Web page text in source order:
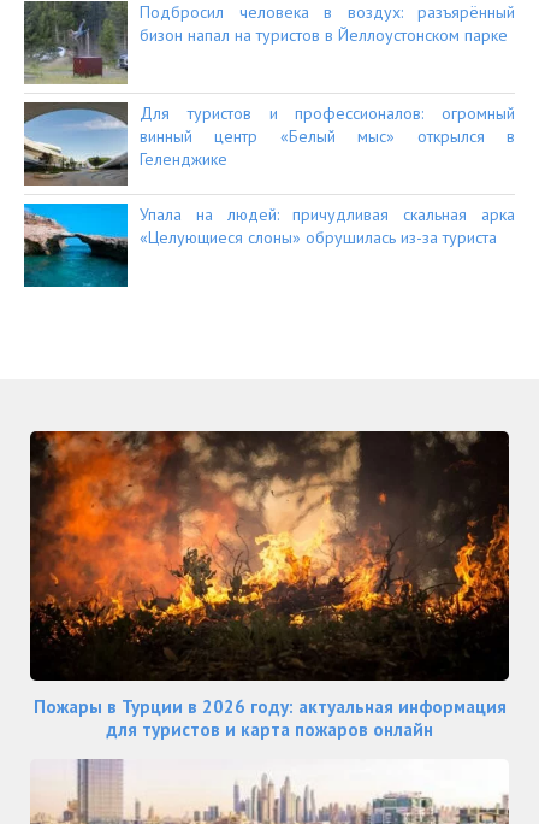
Подбросил человека в воздух: разъярённый
бизон напал на туристов в Йеллоустонском парке
Для туристов и профессионалов: огромный
винный центр «Белый мыс» открылся в
Геленджике
Упала на людей: причудливая скальная арка
«Целующиеся слоны» обрушилась из-за туриста
Пожары в Турции в 2026 году: актуальная информация
для туристов и карта пожаров онлайн